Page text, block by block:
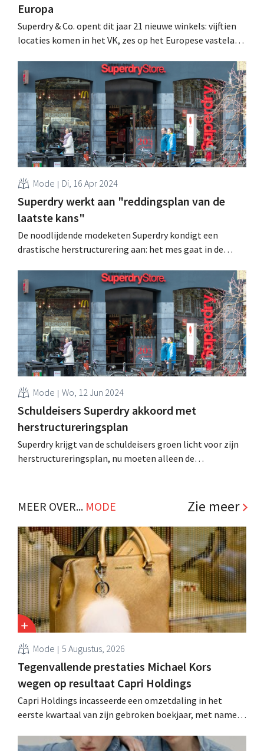
Europa
Superdry & Co. opent dit jaar 21 nieuwe winkels: vijftien
locaties komen in het VK, zes op het Europese vasteland.
met El Corte Inglés brengt het merk ook naar Spanje. .
Mode Di, 16 Apr 2024
Superdry werkt aan "reddingsplan van de
laatste kans"
De noodlijdende modeketen Superdry kondigt een
drastische herstructurering aan: het mes gaat in de
kapitaalverhoging en het merk verdwijnt van de beurs. .
Mode Wo, 12 Jun 2024
Schuldeisers Superdry akkoord met
herstructureringsplan
Superdry krijgt van de schuldeisers groen licht voor zijn
herstructureringsplan, nu moeten alleen de
MEER OVER... MODE Zie meer
Mode 5 Augustus, 2026
Tegenvallende prestaties Michael Kors
wegen op resultaat Capri Holdings
Capri Holdings incasseerde een omzetdaling in het
eerste kwartaal van zijn gebroken boekjaar, met name
Kors, ondanks sterke resultaten van Jimmy Choo.